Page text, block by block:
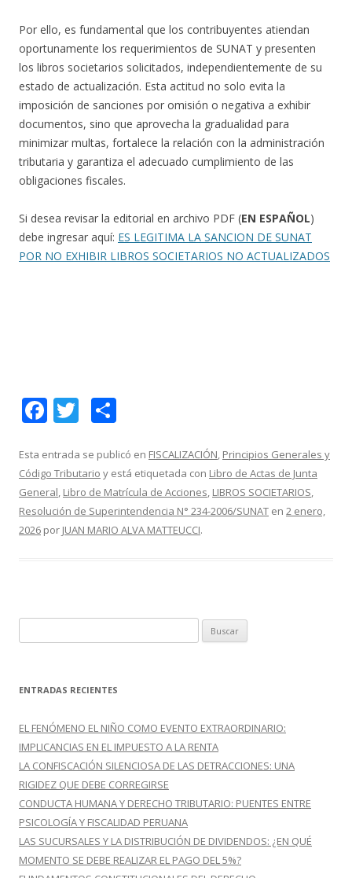
Por ello, es fundamental que los contribuyentes atiendan
oportunamente los requerimientos de SUNAT y presenten
los libros societarios solicitados, independientemente de su
estado de actualización. Esta actitud no solo evita la
imposición de sanciones por omisión o negativa a exhibir
documentos, sino que aprovecha la gradualidad para
minimizar multas, fortalece la relación con la administración
tributaria y garantiza el adecuado cumplimiento de las
obligaciones fiscales.
Si desea revisar la editorial en archivo PDF (EN ESPAÑOL)
debe ingresar aquí: ES LEGITIMA LA SANCION DE SUNAT
POR NO EXHIBIR LIBROS SOCIETARIOS NO ACTUALIZADOS
F
e
b
o
o
T
itt
er
m
p
ar
ti
Esta entrada se publicó en FISCALIZACIÓN, Principios Generales y
Código Tributario y está etiquetada con Libro de Actas de Junta
General, Libro de Matrícula de Acciones, LIBROS SOCIETARIOS,
Resolución de Superintendencia N° 234-2006/SUNAT en 2 enero,
2026 por JUAN MARIO ALVA MATTEUCCI.
u
c
r
:
ENTRADAS RECIENTES
EL FENÓMENO EL NIÑO COMO EVENTO EXTRAORDINARIO:
IMPLICANCIAS EN EL IMPUESTO A LA RENTA
LA CONFISCACIÓN SILENCIOSA DE LAS DETRACCIONES: UNA
RIGIDEZ QUE DEBE CORREGIRSE
CONDUCTA HUMANA Y DERECHO TRIBUTARIO: PUENTES ENTRE
PSICOLOGÍA Y FISCALIDAD PERUANA
LAS SUCURSALES Y LA DISTRIBUCIÓN DE DIVIDENDOS: ¿EN QUÉ
MOMENTO SE DEBE REALIZAR EL PAGO DEL 5%?